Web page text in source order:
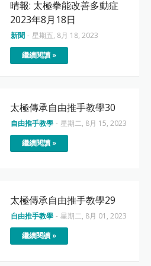
晴報: 太極拳能改善多動症
2023年8月18日
新聞 - 星期五, 8月 18, 2023
繼續閱讀 »
太極傳承自由推手教學30
自由推手教學 - 星期二, 8月 15, 2023
繼續閱讀 »
太極傳承自由推手教學29
自由推手教學 - 星期二, 8月 01, 2023
繼續閱讀 »